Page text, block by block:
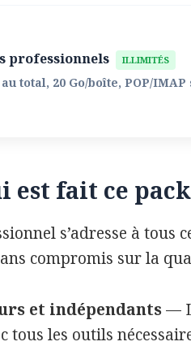
professionnels ILLIMITÉS
au total, 20 Go/boîte, POP/
est fait ce
s’adresse à tous
compromis sur la
et indépendants—
tous les outils